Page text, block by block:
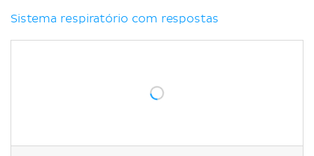
Sistema respiratório com respostas